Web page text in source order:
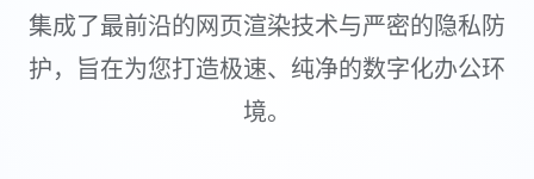
集成了最前沿的网页渲染技术与严密的隐私防
护，旨在为您打造极速、纯净的数字化办公环
境。